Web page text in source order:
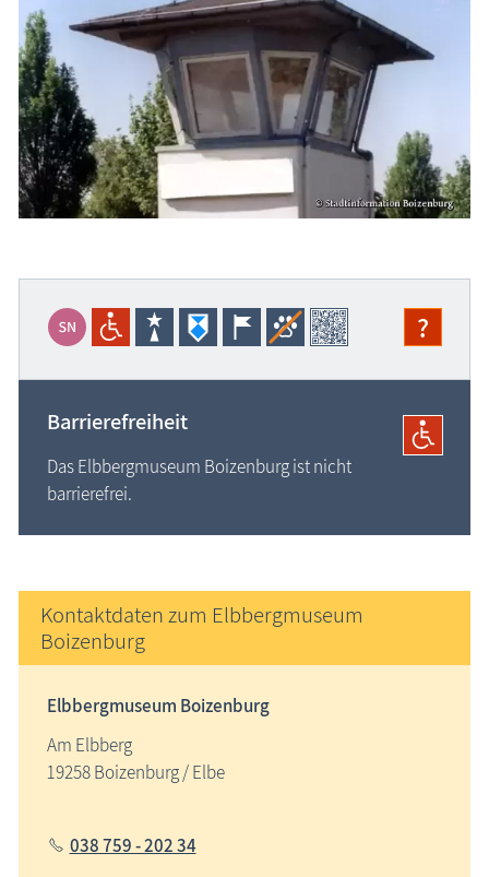
?
Barrierefreiheit
Das Elbbergmuseum Boizenburg ist nicht
barrierefrei.
Kontaktdaten zum Elbbergmuseum
Boizenburg
Elbbergmuseum Boizenburg
Am Elbberg
19258 Boizenburg / Elbe
038 759 - 202 34